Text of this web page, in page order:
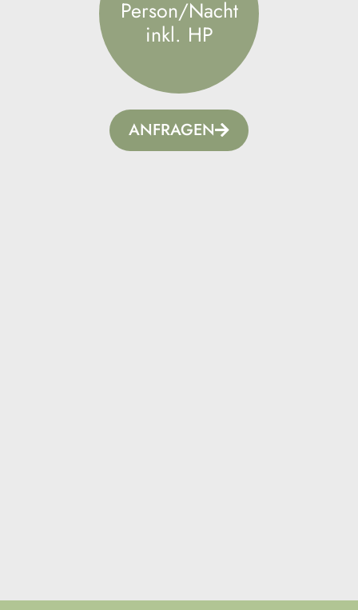
Person/Nacht
inkl. HP
ANFRAGEN